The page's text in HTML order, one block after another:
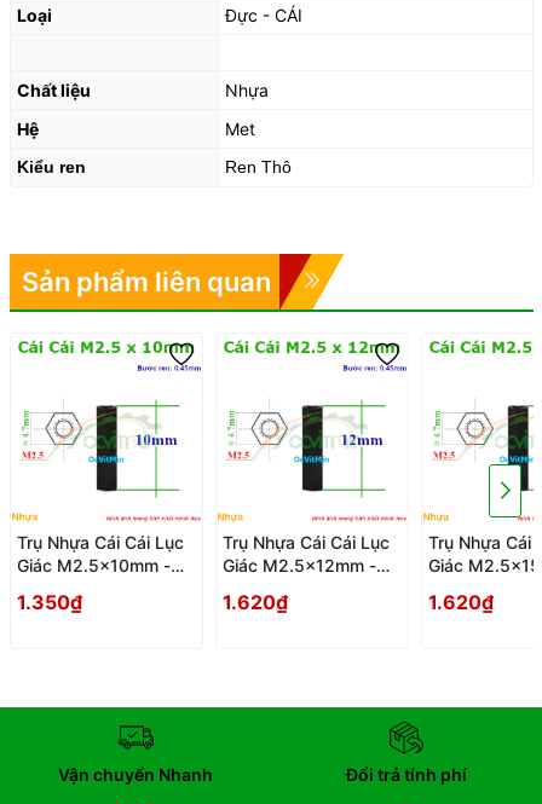
Loại
Đực - CÁI
Chất liệu
Nhựa
Hệ
Met
Kiểu ren Ren Thô
Sản phẩm liên quan
Trụ Nhựa Cái Cái Lục
Giác M2.5x10mm -
Giac
1.350₫
Trụ Nhựa Cái Cái Lục
Giác M2.5x12mm -
Giac
1.620₫
Trụ Nhựa Cái
Giác
Giac
1.620₫
Vận chuyển Nhanh Đổi trả tính phí